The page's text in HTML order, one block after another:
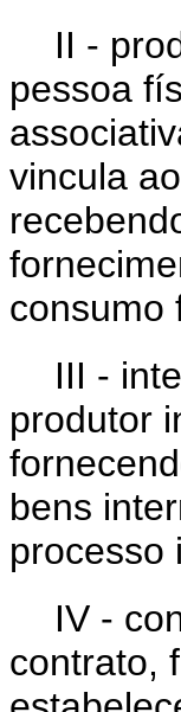
II -
pessoa
vincula
consumo
III -
produtor
bens
processo
IV -
contrato,